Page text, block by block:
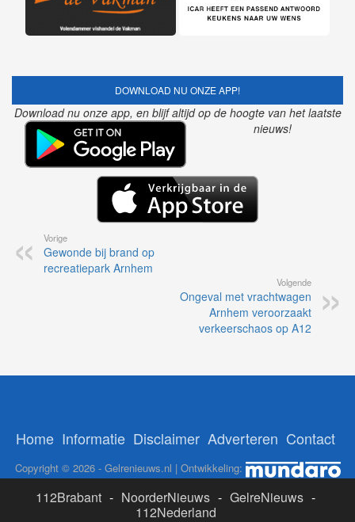
DOWNLOAD NU ONZE APP!
Download nu onze app, en blijf altijd op de hoogte van het laatste
nieuws!
Vorige
Gewonde bij brand op
recreatiepark Arnhem
Volgende
Ongeval met vrachtwagen
Arnhem veroorzaakt
verkeerschaos op A12
Home Informatie Disclaimer Adverteren Contact
Copyright © 2026 - Gelrenieuws.nl | Ontwikkeling:
112Brabant - NoorderNieuws - GelreNieuws -
112Nederland